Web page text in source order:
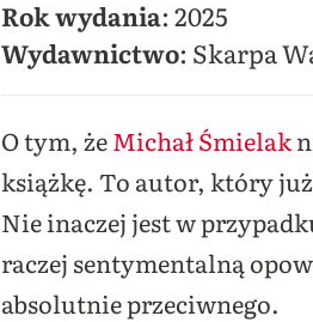
Rok wydania: 2025
Wydawnictwo: Skarpa
O tym, żeMichał Śmielak
książkę. To autor, który już
Nie inaczej jest w
raczej sentymentalną
absolutnie przeciwnego.